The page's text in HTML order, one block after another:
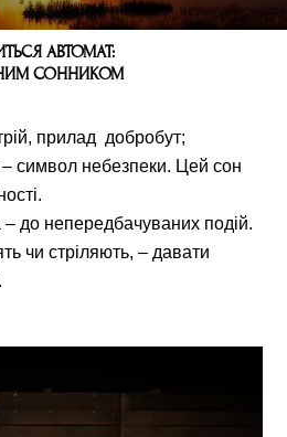
АВТОМАТ:
СОННИКОМ
прилад добробут;
символ небезпеки. Цей сон
– до непередбачуваних подій.
чи стріляють, – давати